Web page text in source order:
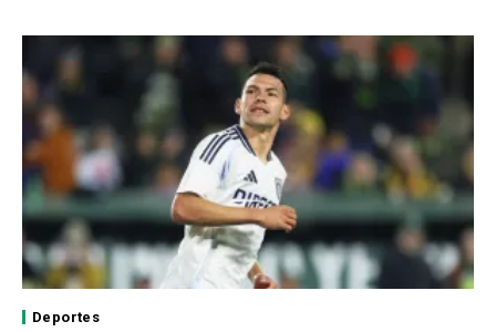
Deportes